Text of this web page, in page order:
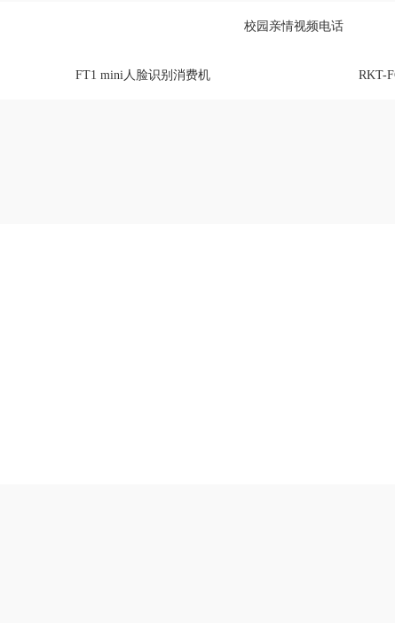
校园亲情视频电话
FT1 mini人脸识别消费机 RKT-